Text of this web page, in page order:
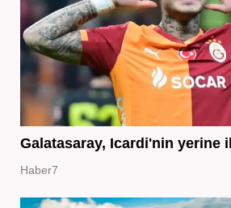
Galatasaray, Icardi'nin yerine
Haber7